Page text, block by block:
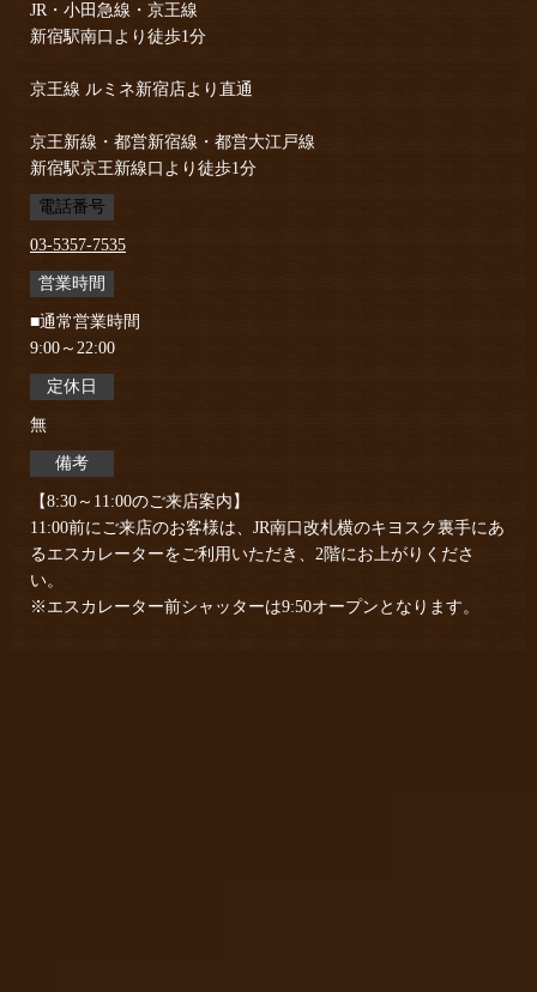
JR・小田急線・京王線
新宿駅南口より徒歩1分
京王線 ルミネ新宿店より直通
京王新線・都営新宿線・都営大江戸線
新宿駅京王新線口より徒歩1分
電話番号
03-5357-7535
営業時間
■通常営業時間
9:00～22:00
定休日
無
備考
【8:30～11:00のご来店案内】
11:00前にご来店のお客様は、JR南口改札横のキヨスク裏手にあ
るエスカレーターをご利用いただき、2階にお上がりくださ
い。
※エスカレーター前シャッターは9:50オープンとなります。